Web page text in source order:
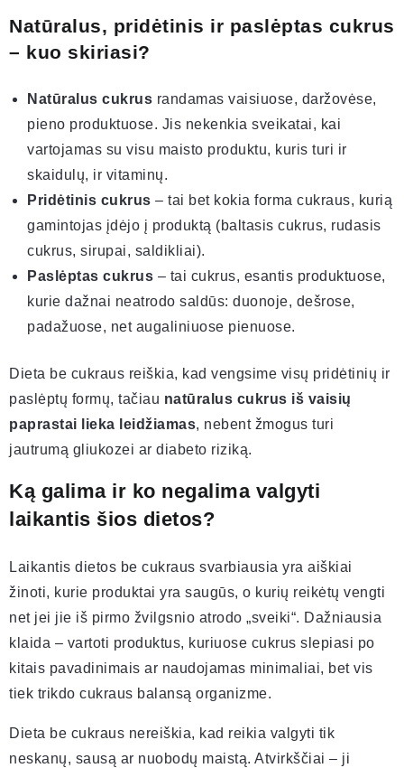
Natūralus, pridėtinis ir paslėptas cukrus
– kuo skiriasi?
Natūralus cukrus randamas vaisiuose, daržovėse,
pieno produktuose. Jis nekenkia sveikatai, kai
vartojamas su visu maisto produktu, kuris turi ir
skaidulų, ir vitaminų.
Pridėtinis cukrus – tai bet kokia forma cukraus, kurią
gamintojas įdėjo į produktą (baltasis cukrus, rudasis
cukrus, sirupai, saldikliai).
Paslėptas cukrus – tai cukrus, esantis produktuose,
kurie dažnai neatrodo saldūs: duonoje, dešrose,
padažuose, net augaliniuose pienuose.
Dieta be cukraus reiškia, kad vengsime visų pridėtinių ir
paslėptų formų, tačiau natūralus cukrus iš vaisių
paprastai lieka leidžiamas, nebent žmogus turi
jautrumą gliukozei ar diabeto riziką.
Ką galima ir ko negalima valgyti
laikantis šios dietos?
Laikantis dietos be cukraus svarbiausia yra aiškiai
žinoti, kurie produktai yra saugūs, o kurių reikėtų vengti
net jei jie iš pirmo žvilgsnio atrodo „sveiki“. Dažniausia
klaida – vartoti produktus, kuriuose cukrus slepiasi po
kitais pavadinimais ar naudojamas minimaliai, bet vis
tiek trikdo cukraus balansą organizme.
Dieta be cukraus nereiškia, kad reikia valgyti tik
neskanų, sausą ar nuobodų maistą. Atvirkščiai – ji